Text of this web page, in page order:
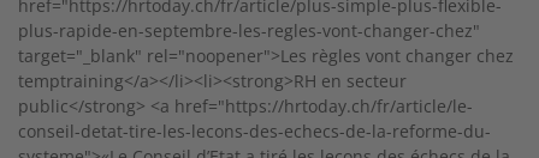
href="https://hrtoday.ch/fr/article/plus-simple-plus-flexible-
plus-rapide-en-septembre-les-regles-vont-changer-chez"
target="_blank" rel="noopener">Les règles vont changer chez
temptraining</a></li><li><strong>RH en secteur
public</strong> <a href="https://hrtoday.ch/fr/article/le-
conseil-detat-tire-les-lecons-des-echecs-de-la-reforme-du-